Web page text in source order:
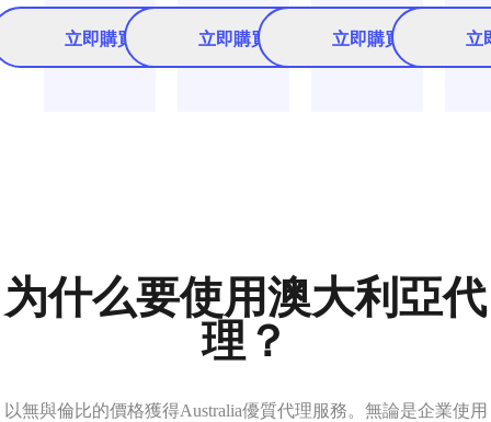
立即購買 立即購買 立即購買 立
为什么要使用澳大利亞代
理？
以無與倫比的價格獲得Australia優質代理服務。無論是企業使用